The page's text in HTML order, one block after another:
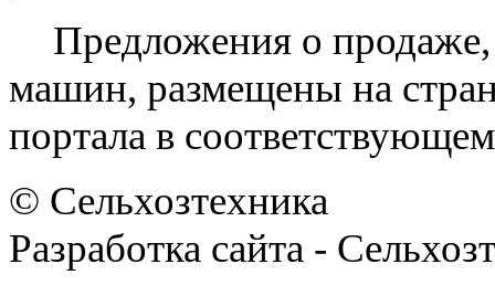
Предложения о
машин, размещены на
портала в
© Сельхозтехника
Разработка сайта -